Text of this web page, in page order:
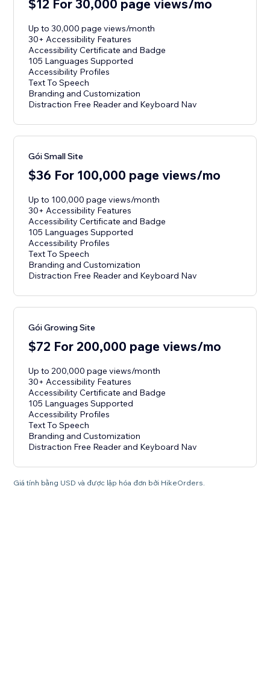
$12 For 30,000 page views/mo
Up to 30,000 page views/month
30+ Accessibility Features
Accessibility Certificate and Badge
105 Languages Supported
Accessibility Profiles
Text To Speech
Branding and Customization
Distraction Free Reader and Keyboard Nav
Gói Small Site
$36 For 100,000 page views/mo
Up to 100,000 page views/month
30+ Accessibility Features
Accessibility Certificate and Badge
105 Languages Supported
Accessibility Profiles
Text To Speech
Branding and Customization
Distraction Free Reader and Keyboard Nav
Gói Growing Site
$72 For 200,000 page views/mo
Up to 200,000 page views/month
30+ Accessibility Features
Accessibility Certificate and Badge
105 Languages Supported
Accessibility Profiles
Text To Speech
Branding and Customization
Distraction Free Reader and Keyboard Nav
Giá tính bằng USD và được lập hóa đơn bởi HikeOrders.